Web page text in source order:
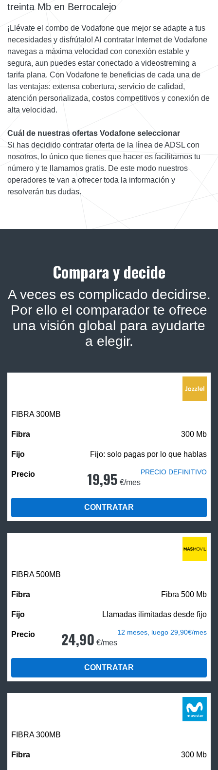
treinta Mb en Berrocalejo
¡Llévate el combo de Vodafone que mejor se adapte a tus
necesidades y disfrútalo! Al contratar Internet de Vodafone
navegas a máxima velocidad con conexión estable y
segura, aun puedes estar conectado a videostreming a
tarifa plana. Con Vodafone te beneficias de cada una de
las ventajas: extensa cobertura, servicio de calidad,
atención personalizada, costos competitivos y conexión de
alta velocidad.
Cuál de nuestras ofertas Vodafone seleccionar
Si has decidido contratar oferta de la línea de ADSL con
nosotros, lo único que tienes que hacer es facilitarnos tu
número y te llamamos gratis. De este modo nuestros
operadores te van a ofrecer toda la información y
resolverán tus dudas.
Compara y decide
A veces es complicado decidirse.
Por ello el comparador te ofrece
una visión global para ayudarte
a elegir.
FIBRA 300MB
300 Mb
Fijo: solo pagas por lo que hablas
19,95 €/mes
PRECIO DEFINITIVO
CONTRATAR
FIBRA500MB
Fibra 500 Mb
Llamadas ilimitadas desde fijo
24,90 €/mes
12 meses, luego 29,90€/mes
CONTRATAR
FIBRA 300MB
300 Mb